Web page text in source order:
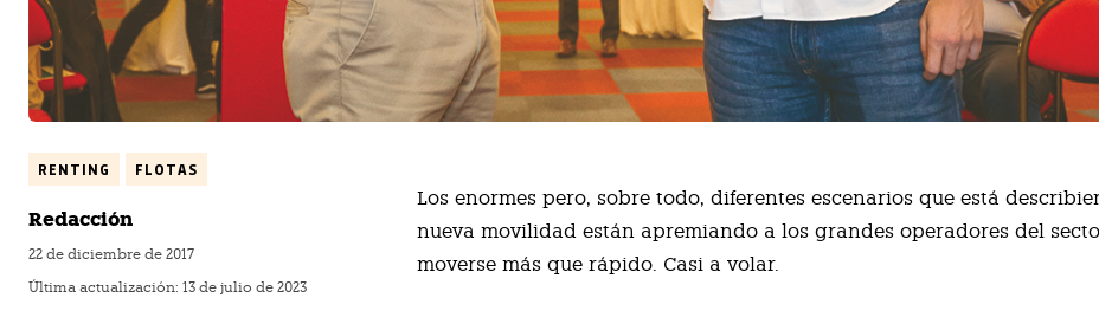
RENTING FLOTAS
Redacción
22 de diciembre de 2017
Última actualización: 13 de julio de 2023
Los enormes pero, sobre todo, diferentes escenarios que está
nueva movilidad están apremiando a los grandes operadores del
moverse más que rápido. Casi a volar.